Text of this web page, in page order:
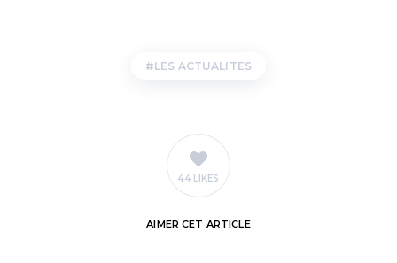
LES ACTUALITES
44 LIKES
AIMER CET ARTICLE